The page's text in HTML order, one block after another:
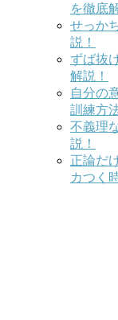
を徹底
せっか
説！
ずば抜
解説！
自分の
訓練方
不義理
説！
正論だ
カつく